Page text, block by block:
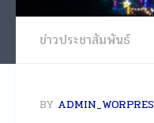
ข่าวประชาสัมพันธ์
BY